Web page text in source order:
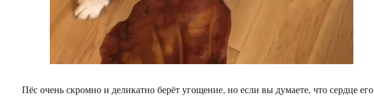
Пёс очень скромно и деликатно берёт угощение, но если вы думаете, что сердце его